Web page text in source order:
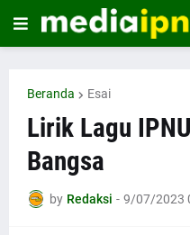
Beranda Esai
Lirik Lagu
Bangsa
by Redaksi - 9/07/2023